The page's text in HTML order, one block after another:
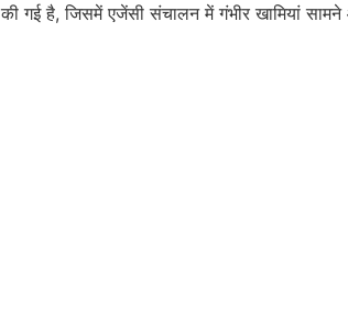
की गई है, जिसमें एजेंसी संचालन में गंभीर खामियां